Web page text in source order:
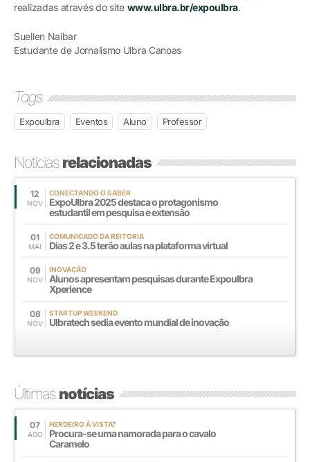
realizadas através do site www.ulbra.br/expoulbra.
Suellen Naibar
Estudante de Jornalismo Ulbra Canoas
Tags
Expoulbra Eventos Aluno Professor
Notíciasrelacionadas
12
NOV
CONECTANDO O SABER
ExpoUlbra 2025 destaca o protagonismo
estudantil em pesquisa e extensão
01
MAI
COMUNICADO DA REITORIA
Dias 2 e 3.5 terão aulas na plataforma virtual
09
NOV
INOVAÇÃO
Alunos apresentam pesquisas durante Expoulbra
Xperience
08
NOV
STARTUP WEEKEND
Ulbratech sedia evento mundial de inovação
Últimasnotícias
07
AGO
HERDEIRO À VISTA?
Procura-se uma namorada para o cavalo
Caramelo